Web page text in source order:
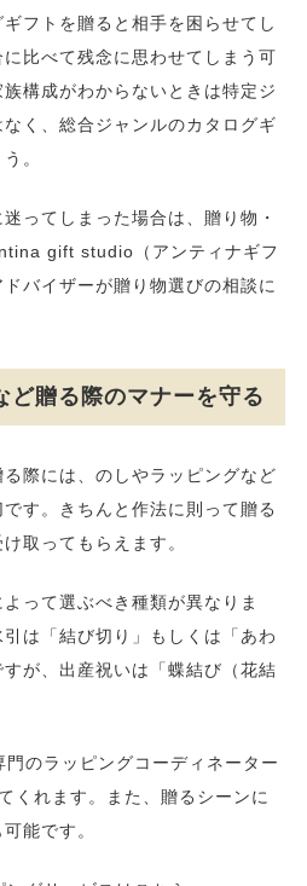
フトを贈ると相手を困らせてし
比べて残念に思わせてしまう可
構成がわからないときは特定ジ
く、総合ジャンルのカタログギ
。
ってしまった場合は、贈り物・
gift studio（アンティナギフ
バイザーが贈り物選びの相談に
ど贈る際のマナーを守る
際には、のしやラッピングなど
す。きちんと作法に則って贈る
取ってもらえます。
って選ぶべき種類が異なりま
は「結び切り」もしくは「あわ
が、出産祝いは「蝶結び（花結
のラッピングコーディネーター
くれます。また、贈るシーンに
能です。